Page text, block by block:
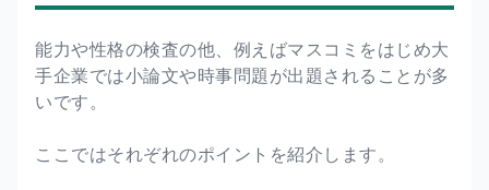
能力や性格の検査の他、例えばマスコミをはじめ大
手企業では小論文や時事問題が出題されることが多
いです。
ここではそれぞれのポイントを紹介します。